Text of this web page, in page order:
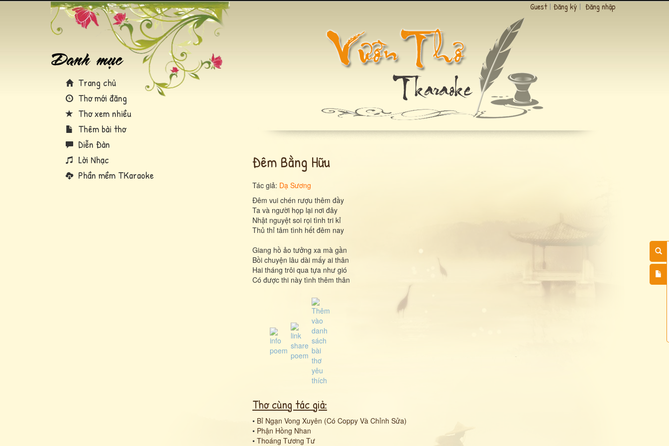
Trang chủ
Thơ mới đăng
Thơ xem nhiều
Thêm bài thơ
Diễn Đàn
Lời Nhạc
Phần mềm TKaraoke
Guest | Đăng ký | Đăng nhập
Đêm Bằng Hữu
Tác giả: Dạ Sương
Đêm vui chén rượu thêm đầy
Ta và người họp lại nơi đây
Nhật nguyệt soi rọi tình tri kỉ
Thủ thỉ tâm tình hết đêm nay
Giang hồ ảo tưởng xa mà gần
Bồi chuyện lâu dài mấy ai thân
Hai tháng trôi qua tựa như gió
Có được thi này tình thêm thân
Thơ cùng tác giả:
• Bỉ Ngạn Vong Xuyên (Có Coppy Và Chỉnh Sửa)
• Phận Hồng Nhan
• Thoáng Tương Tư